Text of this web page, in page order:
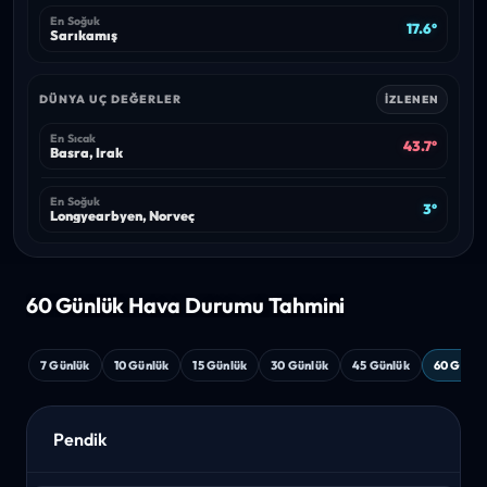
En Soğuk
Sarıkamış 17.6°
DÜNYA UÇ DEĞERLER İZLENEN
En Sıcak
Basra, Irak 43.7°
En Soğuk
Longyearbyen, Norveç 3°
60 Günlük Hava Durumu Tahmini
7 Günlük 10 Günlük 15 Günlük 30 Günlük 45 Günlük 60
Pendik